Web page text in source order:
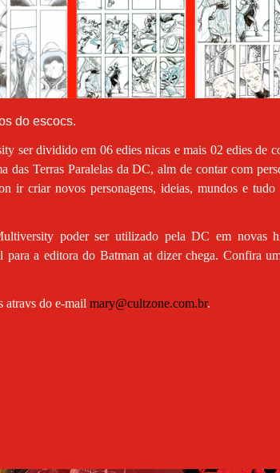
do escocs.
ser dividido em 06 edies nicas e mais 02 edies de
das Terras Paralelas da DC, alm de contar com
ir criar novos personagens, ideias, mundos e tudo
poder ser utilizado pela DC em novas
para a editora do Batman at dizer chega. Confira
atravs do e-mail mary@cultzone.com.br.